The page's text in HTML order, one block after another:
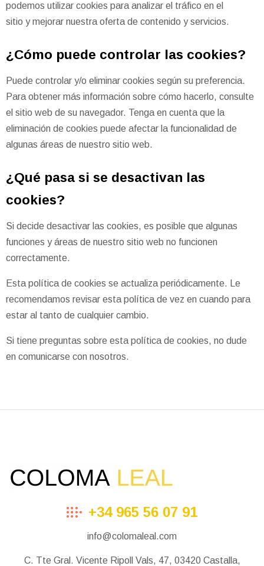
podemos utilizar cookies para analizar el tráfico en el
sitio y mejorar nuestra oferta de contenido y servicios.
¿Cómo puede controlar las cookies?
Puede controlar y/o eliminar cookies según su preferencia.
Para obtener más información sobre cómo hacerlo, consulte
el sitio web de su navegador. Tenga en cuenta que la
eliminación de cookies puede afectar la funcionalidad de
algunas áreas de nuestro sitio web.
¿Qué pasa si se desactivan las
cookies?
Si decide desactivar las cookies, es posible que algunas
funciones y áreas de nuestro sitio web no funcionen
correctamente.
Esta política de cookies se actualiza periódicamente. Le
recomendamos revisar esta política de vez en cuando para
estar al tanto de cualquier cambio.
Si tiene preguntas sobre esta política de cookies, no dude
en comunicarse con nosotros.
+34 965 56 07 91
info@colomaleal.com
C. Tte Gral. Vicente Ripoll Vals, 47, 03420 Castalla,